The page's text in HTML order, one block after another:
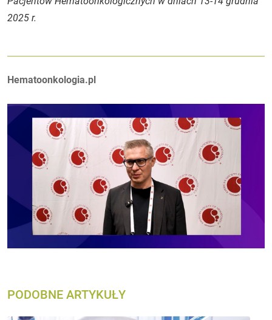
2025 r.
Autorzy:
Hematoonkologia.pl
PODOBNE ARTYKUŁY